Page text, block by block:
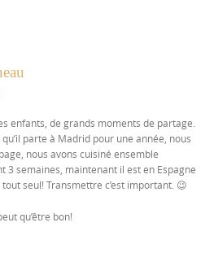
enfants, de grands moments de partage.
parte à Madrid pour une année, nous
nous avons cuisiné ensemble
3 semaines, maintenant il est en Espagne
seul! Transmettre c’est important. 😉
qu’être bon!